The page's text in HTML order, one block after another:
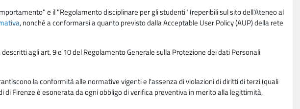
e il "Regolamento disciplinare per gli studenti" (reperibili sul sito dell'Ateneo al
, nonché a conformarsi a quanto previsto dalla Acceptable User Policy (AUP) della rete
agli art. 9 e 10 del Regolamento Generale sulla Protezione dei dati Personali
la conformità alle normative vigenti e l'assenza di violazioni di diritti di terzi (quali
Firenze è esonerata da ogni obbligo di verifica preventiva in merito alla legittimità,